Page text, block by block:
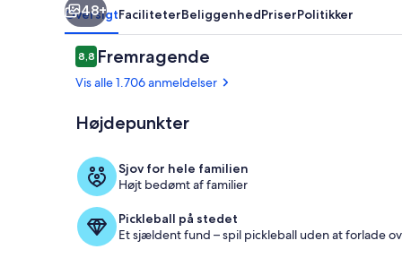
48+
OversigtFaciliteterBeliggenhedPriserPolitikker
Anmeldelser
8,88,8 ud af 10.
Fremragende
Vis alle 1.706 anmeldelser
Højdepunkter
Sjov for hele familien
Højt bedømt af familier
Pickleball på stedet
Et sjældent fund – spil pickleball uden at forlade